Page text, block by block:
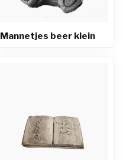
Mannetjes beer klein